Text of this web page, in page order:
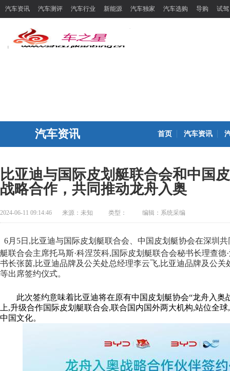
汽车资讯 汽车测评 汽车行业 新能源 汽车独家 汽车选购 导购 试驾
汽车资讯 首页 汽车资讯
比亚迪与国际皮划艇联合会和中国
战略合作，共同推动龙舟入奥
2024-06-11 09:14:46 来源： 未知 类型： 编辑：系统采编
6月5日,比亚迪与国际皮划艇联合会、中国皮划艇协会在深圳
艇联合会主席托马斯·科涅茨科,国际皮划艇联合会秘书长理查德
书长张茵,比亚迪品牌及公关处总经理李云飞,比亚迪品牌及公关
等出席签约仪式。
此次签约意味着比亚迪将在原有中国皮划艇协会“龙舟入奥
上,升级合作国际皮划艇联合会,联合国内国外两大机构,站位全
中国文化。